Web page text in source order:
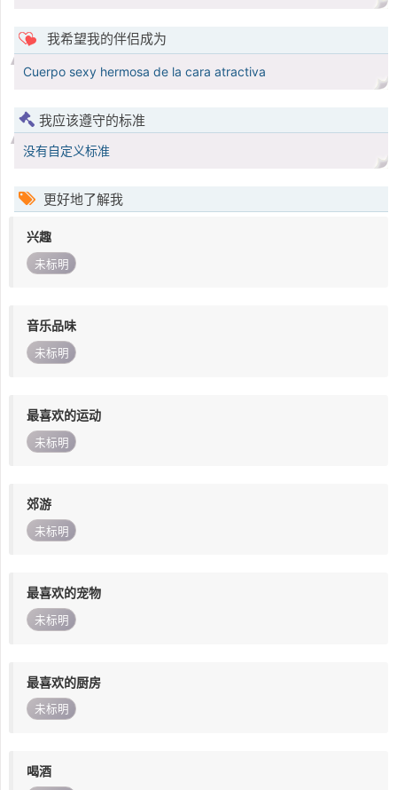
我希望我的伴侣成为
Cuerpo sexy hermosa de la cara atractiva
我应该遵守的标准
没有自定义标准
更好地了解我
兴趣
未标明
音乐品味
未标明
最喜欢的运动
未标明
郊游
未标明
最喜欢的宠物
未标明
最喜欢的厨房
未标明
喝酒